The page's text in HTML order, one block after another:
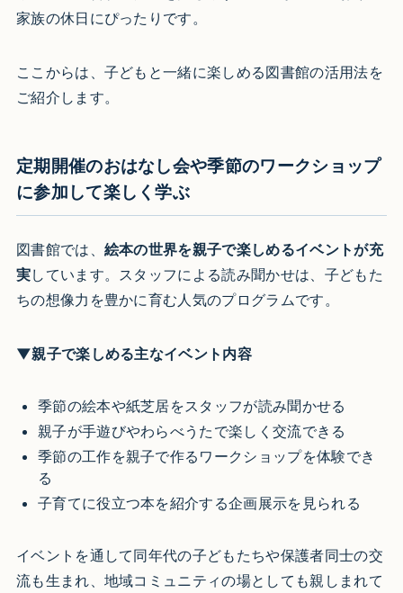
家族の休日にぴったりです。
ここからは、子どもと一緒に楽しめる図書館の活用法を
ご紹介します。
定期開催のおはなし会や季節のワークショップ
に参加して楽しく学ぶ
図書館では、 絵本の世界を親子で楽しめるイベントが充
実しています。スタッフによる読み聞かせは、子どもた
ちの想像力を豊かに育む人気のプログラムです。
▼親子で楽しめる主なイベント内容
季節の絵本や紙芝居をスタッフが読み聞かせる
親子が手遊びやわらべうたで楽しく交流できる
季節の工作を親子で作るワークショップを体験でき
る
子育てに役立つ本を紹介する企画展示を見られる
イベントを通して同年代の子どもたちや保護者同士の交
流も生まれ、地域コミュニティの場としても親しまれて